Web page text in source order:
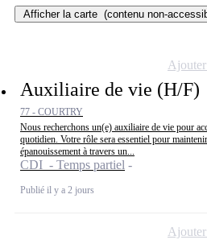
Afficher la carte (contenu non-
Auxiliaire de vie (H/F)
77 - COURTRY
Nous recherchons un(e) auxiliaire de vie pour
quotidien. Votre rôle sera essentiel pour
épanouissement à travers un...
CDI - Temps partiel
Publié il y a 2 jours